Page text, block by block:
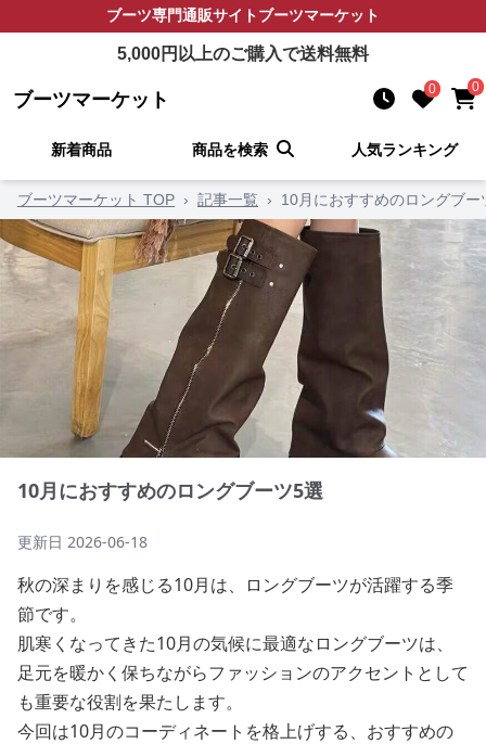
ブーツ専門通販サイトブーツマーケット
5,000円以上のご購入で送料無料
ブーツマーケット 0 0
新着商品 商品を検索 人気ランキング
ブーツマーケット TOP › 記事一覧 › 10月におすすめのロングブー
10月におすすめのロングブーツ5選
更新日 2026-06-18
秋の深まりを感じる10月は、ロングブーツが活躍する季
節です。
肌寒くなってきた10月の気候に最適なロングブーツは、
足元を暖かく保ちながらファッションのアクセントとして
も重要な役割を果たします。
今回は10月のコーディネートを格上げする、おすすめの